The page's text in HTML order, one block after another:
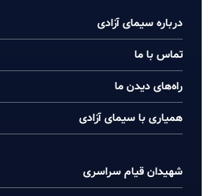
درباره سیمای آزادی
تماس با ما
راه‌های دیدن ما
همیاری با سیمای آزادی
شهیدان قیام سراسری